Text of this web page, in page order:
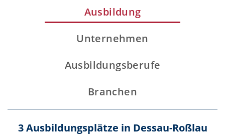
Ausbildung
Unternehmen
Ausbildungsberufe
Branchen
3 Ausbildungsplätze in Dessau-Roßlau